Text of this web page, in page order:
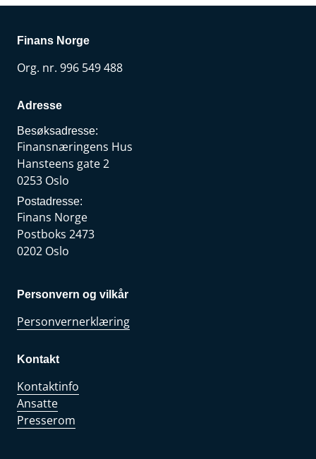
Finans Norge
Org. nr. 996 549 488
Adresse
Besøksadresse:
Finansnæringens Hus
Hansteens gate 2
0253 Oslo
Postadresse:
Finans Norge
Postboks 2473
0202 Oslo
Personvern og vilkår
Personvernerklæring
Kontakt
Kontaktinfo
Ansatte
Presserom